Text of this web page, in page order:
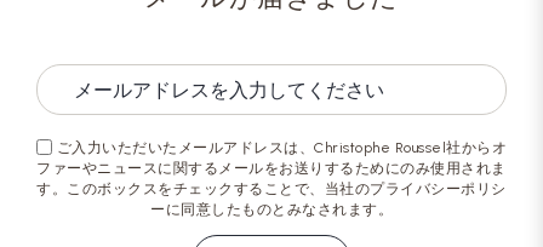
ご入力いただいたメールアドレスは、Christophe Roussel社からオ
ファーやニュースに関するメールをお送りするためにのみ使用されま
す。このボックスをチェックすることで、当社のプライバシーポリシ
ーに同意したものとみなされます。